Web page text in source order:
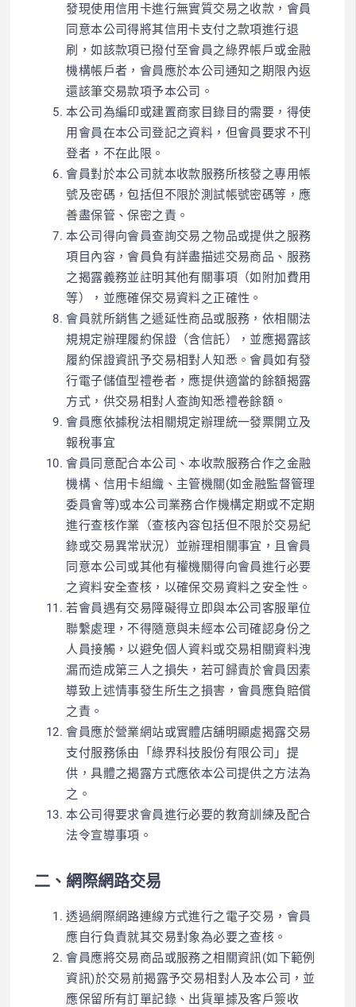
發現使用信用卡進行無實質交易之收款，會員
同意本公司得將其信用卡支付之款項進行退
刷，如該款項已撥付至會員之綠界帳戶或金融
機構帳戶者，會員應於本公司通知之期限內返
還該筆交易款項予本公司。
本公司為編印或建置商家目錄目的需要，得使
用會員在本公司登記之資料，但會員要求不刊
登者，不在此限。
會員對於本公司就本收款服務所核發之專用帳
號及密碼，包括但不限於測試帳號密碼等，應
善盡保管、保密之責。
本公司得向會員查詢交易之物品或提供之服務
項目內容，會員負有詳盡描述交易商品、服務
之揭露義務並註明其他有關事項（如附加費用
等），並應確保交易資料之正確性。
會員就所銷售之遞延性商品或服務，依相關法
規規定辦理履約保證（含信託），並應揭露該
履約保證資訊予交易相對人知悉。會員如有發
行電子儲值型禮卷者，應提供適當的餘額揭露
方式，供交易相對人查詢知悉禮卷餘額。
會員應依據稅法相關規定辦理統一發票開立及
報稅事宜
會員同意配合本公司、本收款服務合作之金融
機構、信用卡組織、主管機關(如金融監督管理
委員會等)或本公司業務合作機構定期或不定期
進行查核作業（查核內容包括但不限於交易紀
錄或交易異常狀況）並辦理相關事宜，且會員
同意本公司或其他有權機關得向會員進行必要
之資料安全查核，以確保交易資料之安全性。
若會員遇有交易障礙得立即與本公司客服單位
聯繫處理，不得隨意與未經本公司確認身份之
人員接觸，以避免個人資料或交易相關資料洩
漏而造成第三人之損失，若可歸責於會員因素
導致上述情事發生所生之損害，會員應負賠償
之責。
會員應於營業網站或實體店舖明顯處揭露交易
支付服務係由「綠界科技股份有限公司」提
供，具體之揭露方式應依本公司提供之方法為
之。
本公司得要求會員進行必要的教育訓練及配合
法令宣導事項。
二、網際網路交易
透過網際網路連線方式進行之電子交易，會員
應自行負責就其交易對象為必要之查核。
會員應將交易商品或服務之相關資訊(如下範例
資訊)於交易前揭露予交易相對人及本公司，並
應保留所有訂單記錄、出貨單據及客戶簽收